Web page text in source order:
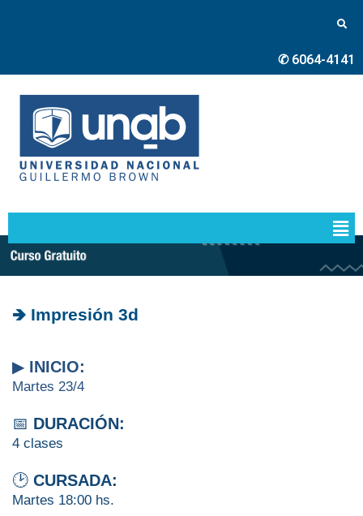
✆ 6064-4141
🡺 Impresión 3d
▶ INICIO:
Martes 23/4
📅 DURACIÓN:
4 clases
🕑 CURSADA:
Martes 18:00 hs.